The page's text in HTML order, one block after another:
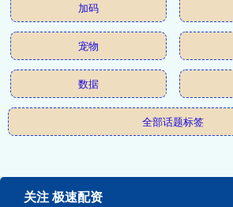
加码
宠物
数据
全部话题标签
关注 极速配资